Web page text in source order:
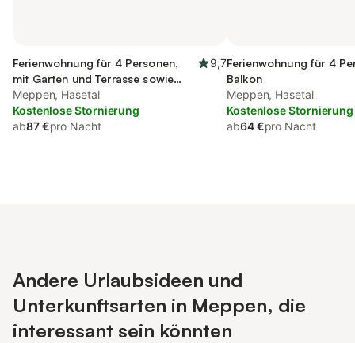
Ferienwohnung für 4 Personen,
mit Garten und Terrasse sowie
Ausblick
9,7
Meppen, Hasetal
Kostenlose Stornierung
ab87 €pro Nacht
Ferienwohnung für 4
Balkon
Meppen, Hasetal
Kostenlose Stornierung
ab64 €pro Nacht
Andere Urlaubsideen und
Unterkunftsarten in Meppen, die
interessant sein könnten